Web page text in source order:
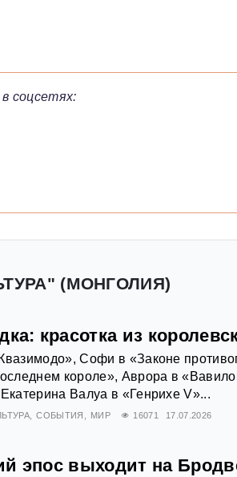
соцсетях:
(МОНГОЛИЯ)
красотка из
Софи в «Законе
короле», Аврора в
Валуа в «Генрихе V»...
СОБЫТИЯ МИР 16071 17.07.2026
эпос выходит на